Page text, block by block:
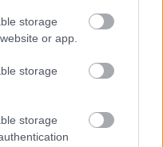
storage
or app.
storage
storage
a helyére